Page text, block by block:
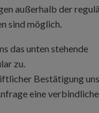
außerhalb der
sind möglich.
das unten stehende
zu.
Bestätigung
eine